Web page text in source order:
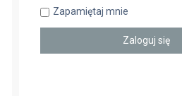
Zapamiętaj mnie